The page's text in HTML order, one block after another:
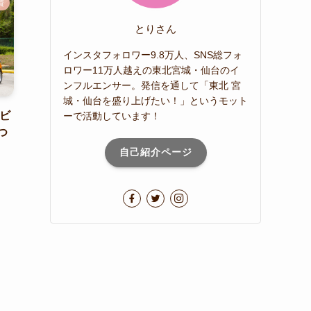
とりさん
インスタフォロワー9.8万人、SNS総フォ
ロワー11万人越えの東北宮城・仙台のイ
ンフルエンサー。発信を通して「東北 宮
城・仙台を盛り上げたい！」というモット
ーで活動しています！
自己紹介ページ